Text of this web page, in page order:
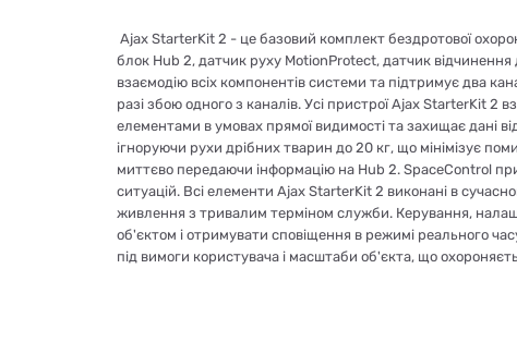
Ajax StarterKit 2 - це базовий комплект бездротової
блок Hub 2, датчик руху MotionProtect, датчик
взаємодію всіх компонентів системи та підтримує два
разі збою одного з каналів. Усі пристрої Ajax StarterKit 2
елементами в умовах прямої видимості та захищає дані
ігноруючи рухи дрібних тварин до 20 кг, що мінімізує
миттєво передаючи інформацію на Hub 2. SpaceControl
ситуацій. Всі елементи Ajax StarterKit 2 виконані в
живлення з тривалим терміном служби. Керування,
об'єктом і отримувати сповіщення в режимі реального
під вимоги користувача і масштаби об'єкта, що